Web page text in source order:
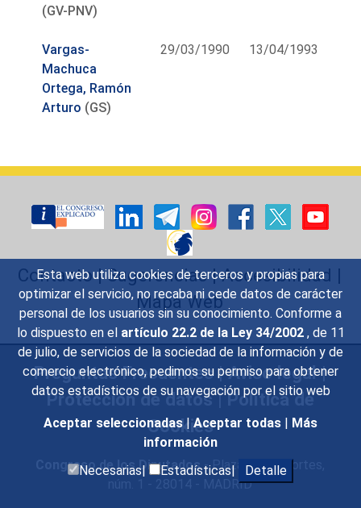
Esta web utiliza cookies de terceros y propias para
optimizar el servicio, no recaba ni cede datos de carácter
personal de los usuarios sin su conocimiento. Conforme a
lo dispuesto en el artículo 22.2 de la Ley 34/2002 , de 11
de julio, de servicios de la sociedad de la información y de
comercio electrónico, pedimos su permiso para obtener
datos estadísticos de su navegación por el sitio web
Aceptar seleccionadas | Aceptar todas | Más
información
Necesarias|
Estadísticas| Detalle
(GV-PNV)
Vargas-
Machuca
Ortega, Ramón
Arturo (GS)
29/03/1990 13/04/1993
Contacto|Sugerencias|Accesibilidad |
Mapa Web
Preguntas Frecuentes|Aviso legal|
Protección de datos|Política de
Cookies
Congreso de los Diputados- Plaza de las Cortes,
núm. 1 - 28014 - MADRID